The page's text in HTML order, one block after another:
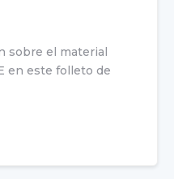
sobre el material
en este folleto de